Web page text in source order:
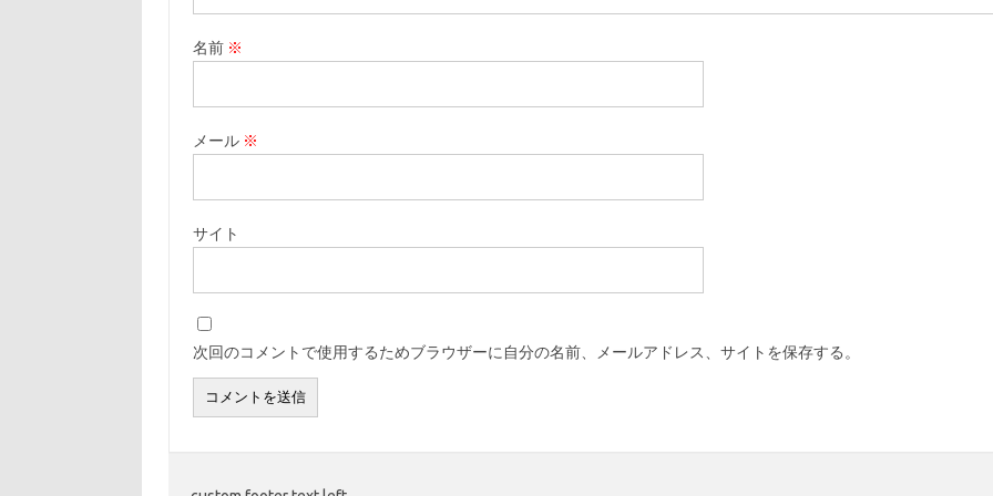
名前 ※
メール ※
サイト
次回のコメントで使用するためブラウザーに自分の名前、メールアドレス、サイトを保存する。